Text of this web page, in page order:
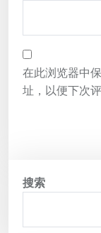
在此浏览器中
址，以便下次
搜索